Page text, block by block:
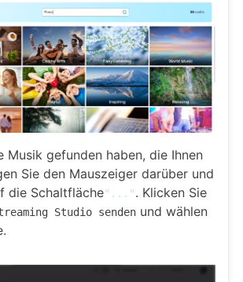
Musik gefunden haben, die Ihnen
Sie den Mauszeiger darüber und
die Schaltfläche"...". Klicken Sie
Studio senden und wählen